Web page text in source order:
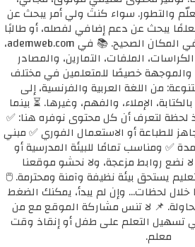
والتطور. سواء كنتَ ولي أمر يبحث عن
يبحث عن دعم إضافي لفصله، أو طالبًا
يريد تقوية مهاراته، فإنك في المكان الصحيح. 📚 في ademweb.com،
الملفات، التمارين، والمصادر
والموجهة خصيصًا للمتعلمين في مختلف
من اللغة العربية والفرنسية، إلى
الإملاء، والفهم، وغيرها. ⏳ بينما
لحظة لتعرف أن كل محتوى نوفره هنا: ✅
وجاهز للطباعة أو الاستعمال الفوري ✅ مبني
✅ ومناسب تمامًا للبيئة المدرسية أو
نضع روابط مزعجة، ولا نحشو موقعنا
يستحق بيئة نظيفة وآمنة ومحترمة. 🖱️
خلال لحظات... وإن لم يبدأ، يمكنك الضغط
📌 لا تنس مشاركة الموقع مع من
تسهيل التعلم على طفل أو إنقاذ وقت
معلم.